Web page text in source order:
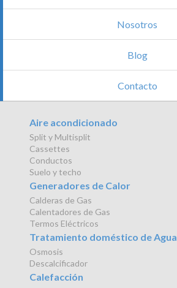
Nosotros
Blog
Contacto
Aire acondicionado
Split y Multisplit
Cassettes
Conductos
Suelo y techo
Generadores de Calor
Calderas de Gas
Calentadores de Gas
Termos Eléctricos
Tratamiento doméstico de Agua
Osmosis
Descalcificador
Calefacción